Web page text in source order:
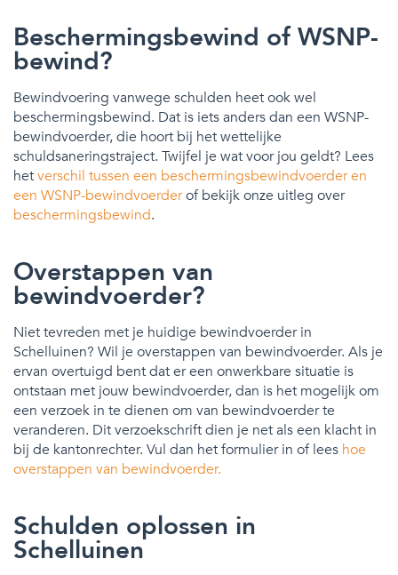
Beschermingsbewind of WSNP-
bewind?
Bewindvoering vanwege schulden heet ook wel
beschermingsbewind. Dat is iets anders dan een WSNP-
bewindvoerder, die hoort bij het wettelijke
schuldsaneringstraject. Twijfel je wat voor jou geldt? Lees
hetverschil tussen een beschermingsbewindvoerder en
een WSNP-bewindvoerderof bekijk onze uitleg over
beschermingsbewind.
Overstappen van
bewindvoerder?
Niet tevreden met je huidige bewindvoerder in
Schelluinen? Wil je overstappen van bewindvoerder. Als je
ervan overtuigd bent dat er een onwerkbare situatie is
ontstaan met jouw bewindvoerder, dan is het mogelijk om
een verzoek in te dienen om van bewindvoerder te
veranderen. Dit verzoekschrift dien je net als een klacht in
bij de kantonrechter. Vul dan het formulier in of lees hoe
overstappen van bewindvoerder.
Schulden oplossen in
Schelluinen